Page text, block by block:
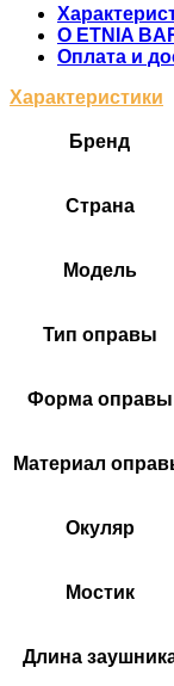
О ETNIA
Оплата и
Характеристики
Бренд
Cтрана
Модель
Тип оправы
Форма оправы
Материал
Окуляр
Мостик
Длина